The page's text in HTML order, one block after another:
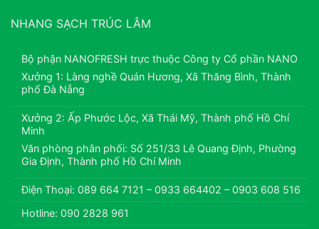
NHANG SẠCH TRÚC LÂM
Bộ phận NANOFRESH trực thuộc Công ty Cổ phần NANO
Xưởng 1: Làng nghề Quán Hương, Xã Thăng Bình, Thành
phố Đà Nẵng
Xưởng 2: Ấp Phước Lộc, Xã Thái Mỹ, Thành phố Hồ Chí
Minh
Văn phòng phân phối: Số 251/33 Lê Quang Định, Phường
Gia Định, Thành phố Hồ Chí Minh
Điện Thoại: 089 664 7121 – 0933 664402 – 0903 608 516
Hotline: 090 2828 961